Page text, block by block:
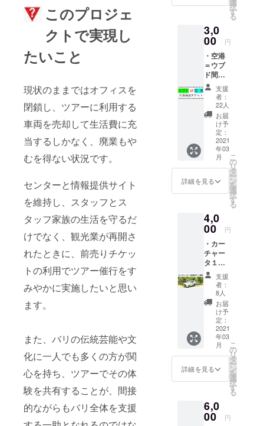
このプロジェ
クトで実現し
たいこと
現状のままではオフィスを
閉鎖し、ツアーに利用する
車両を売却して生活費に充
当するしかなく、廃業もや
むを得ない状況です。
センターと情報提供サイト
を維持し、スタッフとス
タッフ家族の生活を守るだ
けでなく、観光業が再開さ
れたときに、前売りチケッ
トの利用でツアー催行をす
みやかに実施したいと思い
ます。
また、バリの伝統芸能や文
化に一人でも多くの方が関
心を持ち、ツアーでその体
験を共有することが、間接
的ながらもバリ全体を支援
にお名
前をご
記入く
ださ
い。
ツアー
を利用
するか
わから
ないけ
ど、と
りあえ
ず金券
は購入
して支
援して
もいい
よとい
う方の
ための
金券チ
ケット
です。
記載の
サービ
スに限
り金券
として
利用で
きま
す。分
割利
用、合
算利用
も可能
です。
金券の
残額に
ついて
は未使
きませ
ん。不
択
す
る
3,0
00 円
・空港
＝ウブ
ド間限
定片道
送迎の
チケッ
トで
す。往
復利用
は2枚ご
購入く
ださ
い。 ・
1回１台
で4名様
まで乗
ます。
・送迎
の日程
や時間
帯に
よって
は、ワ
ヤン以
外の運
転手と
なる場
合もあ
ります
ので、
予めご
了承く
ださ
が決ま
りまし
支援
者：
22人
お届
け予
定：
2021
年03
月
詳細を見る
こ
の
リ
タ
ー
ン
を
選
択
す
る
4,0
00 円
・カー
チャー
タ１台
４名様
まで4時
間のチ
ケット
です。
・ガイ
ドも希
望する
場合は
事前に
追加料
金をお
問い合
ださ
い。 ・
原則と
支援
者：
8人
お届
け予
定：
2021
年03
月
詳細を見る
こ
の
リ
タ
ー
ン
を
選
択
す
る
6,0
00 円